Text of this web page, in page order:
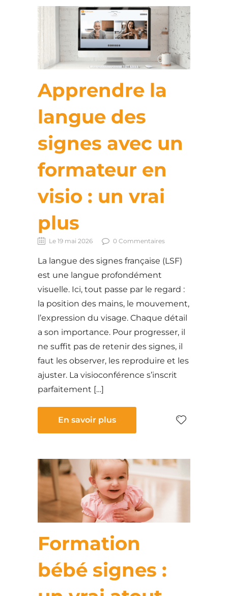
Apprendre la
langue des
signes avec un
formateur en
visio : un vrai
plus
Le 19 mai 2026 0 Commentaires
La langue des signes française (LSF)
est une langue profondément
visuelle. Ici, tout passe par le regard :
la position des mains, le mouvement,
l’expression du visage. Chaque détail
a son importance. Pour progresser, il
ne suffit pas de retenir des signes, il
faut les observer, les reproduire et les
ajuster. La visioconférence s’inscrit
parfaitement […]
En savoir plus
Formation
bébé signes :